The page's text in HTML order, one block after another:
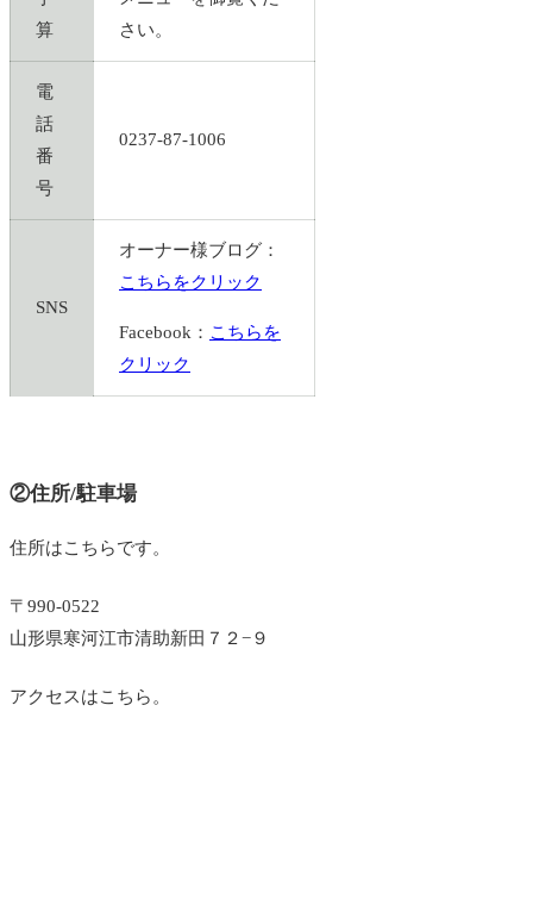
算
さい。
電
話
番
号
0237-87-1006
SNS
オーナー様ブログ：
こちらをクリック
Facebook： こちらを
クリック
②住所/駐車場
住所はこちらです。
〒990-0522
山形県寒河江市清助新田７２−９
アクセスはこちら。